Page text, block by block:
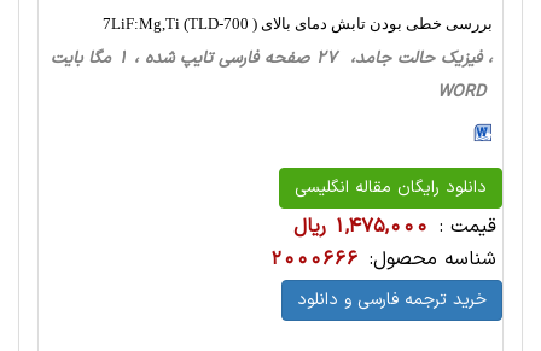
بررسی خطی بودن تابش دمای بالای ( 7LiF:Mg,Ti (TLD-700
، فیزیک حالت‌ جامد، 27 صفحه فارسی تایپ شده ، 1 مگا بایت
WORD
دانلود رایگان مقاله انگلیسی
قیمت : 1,475,000 ریال
شناسه محصول: 2000666
خرید ترجمه فارسی و دانلود